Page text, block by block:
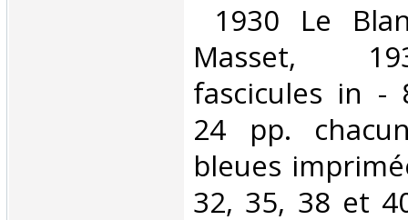
1930 Le
Masset,
fascicules in -
24 pp.
bleues
32, 35, 38 et